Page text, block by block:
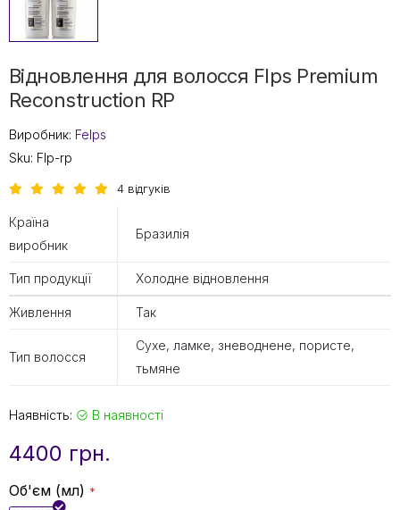
Відновлення для волосся Flps Premium
Reconstruction RP
Виробник: Felps
Sku: Flp-rp
4 відгуків
Країна
виробник
Бразилія
Тип продукції Холодне відновлення
Живлення Так
Тип волосся
Сухе, ламке, зневоднене, пористе,
тьмяне
Наявність: В наявності
4400 грн.
Об'єм (мл)